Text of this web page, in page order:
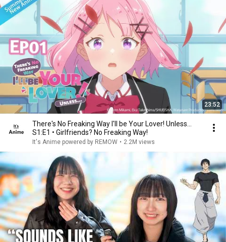
23:52
There's No Freaking Way I'll be Your Lover! Unless…
S1:E1 • Girlfriends? No Freaking Way!
It's Anime powered by REMOW • 2.2M views